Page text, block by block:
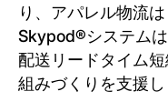
り、アパレル物流は
Skypod®システム
配送リードタイム
組みづくりを支援し